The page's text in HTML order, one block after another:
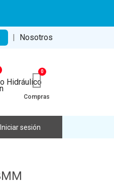
| Nosotros
Compras
Iniciar sesión